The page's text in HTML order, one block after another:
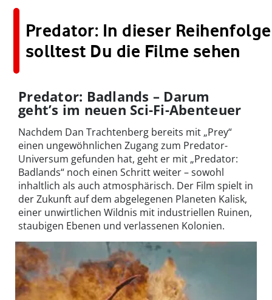
Predator: In dieser Reihenfolge
solltest Du die Filme sehen
Predator: Badlands – Darum
geht’s im neuen Sci-Fi-Abenteuer
Nachdem Dan Trachtenberg bereits mit „Prey“
einen ungewöhnlichen Zugang zum Predator-
Universum gefunden hat, geht er mit „Predator:
Badlands“ noch einen Schritt weiter – sowohl
inhaltlich als auch atmosphärisch. Der Film spielt in
der Zukunft auf dem abgelegenen Planeten Kalisk,
einer unwirtlichen Wildnis mit industriellen Ruinen,
staubigen Ebenen und verlassenen Kolonien.